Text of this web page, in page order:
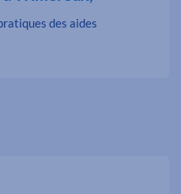
des aides